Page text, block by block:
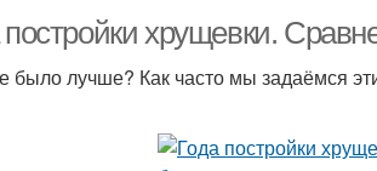
постройки хрущевки.
было лучше? Как часто мы задаёмся